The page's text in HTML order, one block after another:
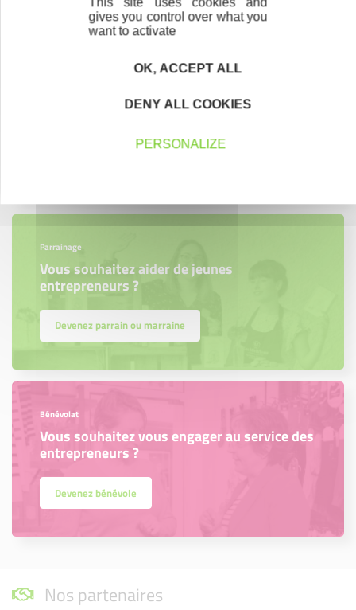
Nous les avons accompagnés dans leur
Parrainage
Vous souhaitez aider de jeunes
entrepreneurs ?
Devenez parrain ou marraine
Bénévolat
Vous souhaitez vous engager au service des
entrepreneurs ?
Devenez bénévole
Nos partenaires
gives you control over what you
want to activate
OK, ACCEPT ALL
DENY ALL COOKIES
PERSONALIZE